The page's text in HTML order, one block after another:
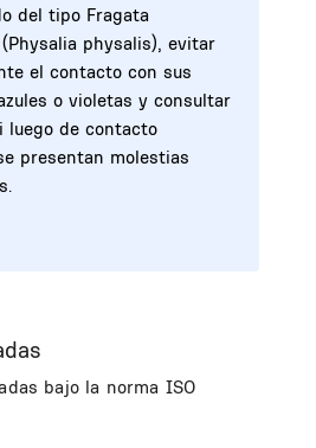
del tipo Fragata
physalis), evitar
el contacto con sus
o violetas y consultar
luego de contacto
presentan molestias
bajo la norma ISO